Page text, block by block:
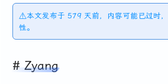
⚠️本文发布于 579 天前，内容可能已过时
性。
Zyang